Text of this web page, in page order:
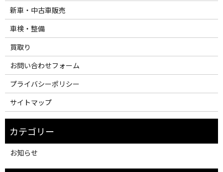
新車・中古車販売
車検・整備
買取り
お問い合わせフォーム
プライバシーポリシー
サイトマップ
お知らせ